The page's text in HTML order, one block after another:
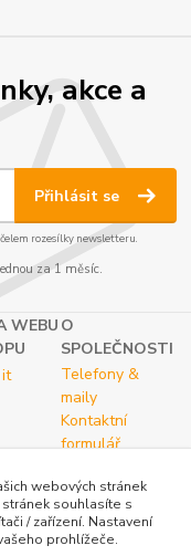
akce a
Přihlásit se
rozesílky newsletteru.
za 1 měsíc.
WEBU O
SPOLEČNOSTI
Telefony &
maily
Kontaktní
formulář
webových stránek
stránek souhlasíte s
/ zařízení. Nastavení
prohlížeče.